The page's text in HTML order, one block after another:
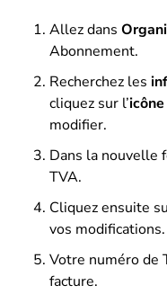
Allez dans
Abonnement.
Recherchez les
cliquez sur l’
modifier.
Dans la nouvelle
TVA.
Cliquez ensuite
vos modifications.
Votre numéro de
facture.